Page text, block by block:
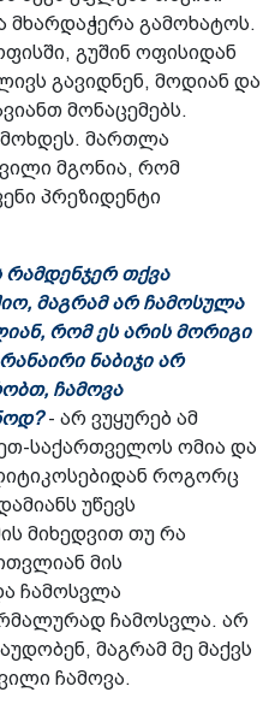
მხარდაჭერა გამოხატოს.
გუშინ ოფისიდან
გავიდნენ, მოდიან და
მონაცემებს.
მოხდეს. მართლა
მგონია, რომ
პრეზიდენტი
თქვა
მაგრამ არ ჩამოსულა
რომ ეს არის მორიგი
ნაბიჯი არ
ჩამოვა
- არ ვუყურებ ამ
საქართველოს ომია და
როგორც
უწევს
მიხედვით თუ რა
მის
ჩამოსვლა
ჩამოსვლა. არ
მაგრამ მე მაქვს
ჩამოვა.